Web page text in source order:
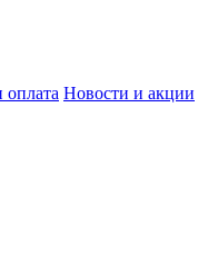
оплата Новости и акции